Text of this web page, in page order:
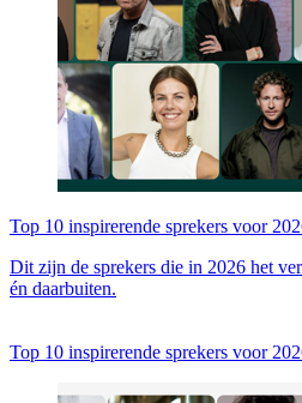
Top 10 inspirerende sprekers voor
Dit zijn de sprekers die in 2026 het
én daarbuiten.
Top 10 inspirerende sprekers voor